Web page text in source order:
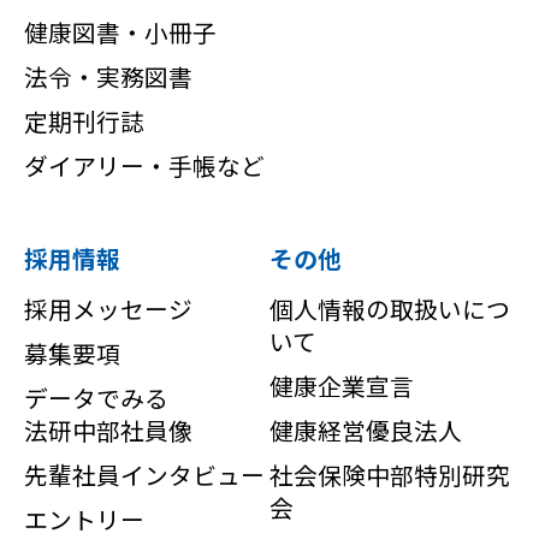
著作権（または肖像権）が存在していま
す。 これらの著作物は当サイトおよび著
作権（または肖像権）の権利者の許諾な
しに無断で複製、譲渡、公開、転載、改
することはできません。
健康図書・小冊子
法令・実務図書
定期刊行誌
ダイアリー・手帳など
採用情報
採用メッセージ
募集要項
データでみる
法研中部社員像
先輩社員インタビュー
エントリー
その他
個人情報の取扱いにつ
いて
健康企業宣言
健康経営優良法人
社会保険中部特別研究
会